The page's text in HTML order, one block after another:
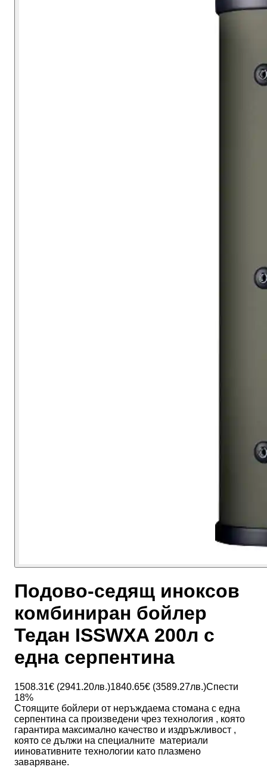
Подово-седящ иноксов
комбиниран бойлер
Тедан ISSWXA 200л с
една серпентина
1508.31€ (2941.20лв.)1840.65€ (3589.27лв.)Спести
18%
Стоящите бойлери от неръждаема стомана с една
серпентина са произведени чрез технология , която
гарантира максимално качество и издръжливост ,
която се дължи на специалните материали
ииновативните технологии като плазмено
заваряване.